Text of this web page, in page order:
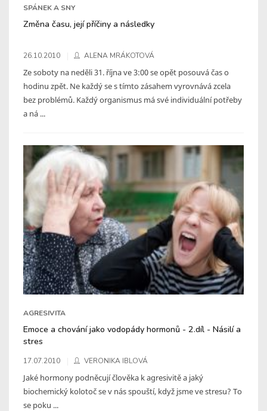
SPÁNEK A SNY
Změna času, její příčiny a následky
26.10.2010 ALENA MRÁKOTOVÁ
Ze soboty na neděli 31. října ve 3:00 se opět posouvá čas o
hodinu zpět. Ne každý se s tímto zásahem vyrovnává zcela
bez problémů. Každý organismus má své individuální potřeby
a ná ...
AGRESIVITA
Emoce a chování jako vodopády hormonů - 2.díl - Násilí a
stres
17.07.2010 VERONIKA IBLOVÁ
Jaké hormony podněcují člověka k agresivitě a jaký
biochemický kolotoč se v nás spouští, když jsme ve stresu? To
se poku ...